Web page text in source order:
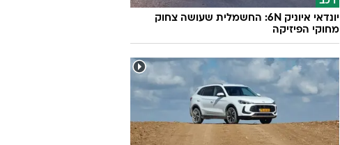
יונדאי איוניק 6N: החשמלית שעושה צחוק
מחוקי הפיזיקה